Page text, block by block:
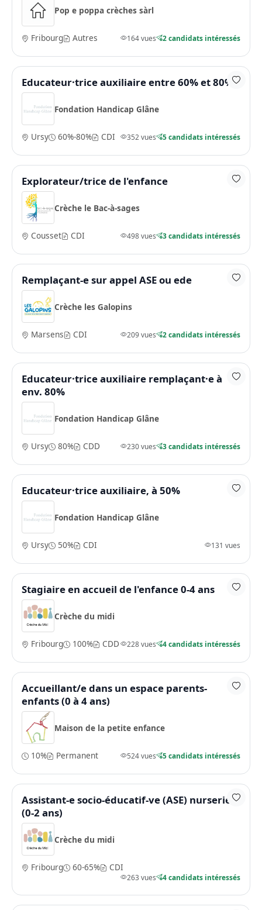
Pop e poppa crèches sàrl
Fribourg Autres 164 vues 2 candidats intéressés
Educateur·trice auxiliaire entre 60% et 80%
Fondation Handicap Glâne
Ursy 60%-80% CDI 352 vues 5 candidats intéressés
Explorateur/trice de l'enfance
Crèche le Bac-à-sages
Cousset CDI 498 vues 3 candidats intéressés
Remplaçant-e sur appel ASE ou ede
Crèche les Galopins
Marsens CDI 209 vues 2 candidats intéressés
Educateur·trice auxiliaire remplaçant·e à
env. 80%
Fondation Handicap Glâne
Ursy 80% CDD 230 vues 3 candidats intéressés
Educateur·trice auxiliaire, à 50%
Fondation Handicap Glâne
Ursy 50% CDI 131 vues
Stagiaire en accueil de l'enfance 0-4 ans
Crèche du midi
Fribourg 100% CDD 228 vues 4 candidats intéressés
Accueillant/e dans un espace parents-
enfants (0 à 4 ans)
Maison de la petite enfance
10% Permanent 524 vues 5 candidats intéressés
Assistant-e socio-éducatif-ve (ASE) nurserie
(0-2 ans)
Crèche du midi
Fribourg 60-65% CDI
263 vues 4 candidats intéressés